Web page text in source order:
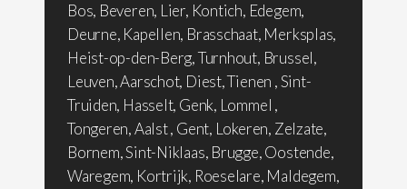
Bos, Beveren, Lier, Kontich, Edegem,
Deurne, Kapellen, Brasschaat, Merksplas,
Heist-op-den-Berg, Turnhout, Brussel,
Leuven, Aarschot, Diest, Tienen , Sint-
Truiden, Hasselt, Genk, Lommel ,
Tongeren, Aalst , Gent, Lokeren, Zelzate,
Bornem, Sint-Niklaas, Brugge, Oostende,
Waregem, Kortrijk, Roeselare, Maldegem,